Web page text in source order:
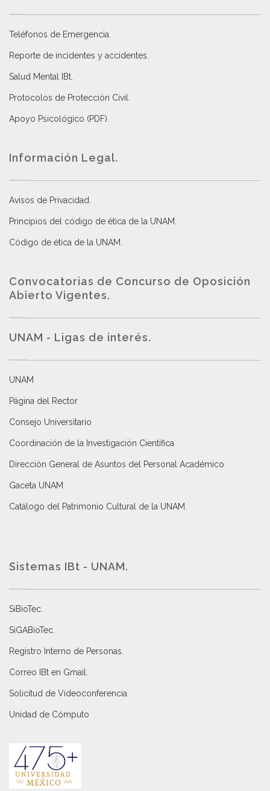
Teléfonos de Emergencia.
Reporte de incidentes y accidentes
Salud Mental IBt
Protocolos de Protección Civil
Apoyo Psicológico (PDF)
Información Legal.
Avisos de Privacidad
Principios del código de ética de la UNAM
Código de ética de la UNAM
Convocatorias de Concurso de Oposición
Abierto Vigentes.
UNAM - Ligas de interés.
UNAM
Página del Rector
Consejo Universitario
Coordinación de la Investigación Científica
Dirección General de Asuntos del Personal Académico
Gaceta UNAM
Catálogo del Patrimonio Cultural de la UNAM.
Sistemas IBt - UNAM.
SiBioTec
SiGABioTec.
Registro Interno de Personas
Correo IBt en Gmail
Solicitud de Videoconferencia.
Unidad de Cómputo